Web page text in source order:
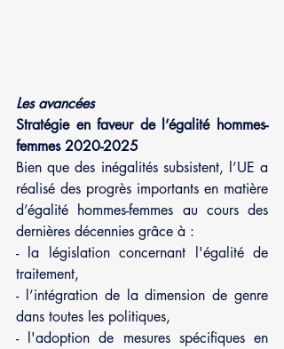
Les avancées
Stratégie en faveur de l’égalité hommes-
femmes 2020-2025
Bien que des inégalités subsistent, l’UE a
réalisé des progrès importants en matière
d’égalité hommes-femmes au cours des
dernières décennies grâce à :
- la législation concernant l'égalité de
traitement,
- l’intégration de la dimension de genre
dans toutes les politiques,
- l'adoption de mesures spécifiques en